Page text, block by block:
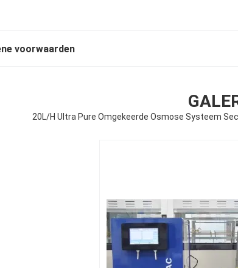
voorwaarden
20L/H Ultra Pure Omgekeerde Osmose Systeem